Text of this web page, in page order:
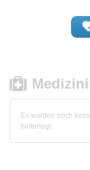
Es wurden noch
hinterlegt.